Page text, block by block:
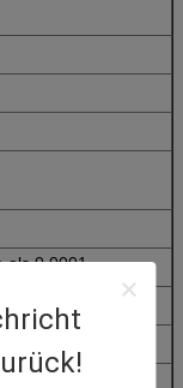
als 0,0001